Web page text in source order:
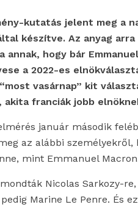
kutatás jelent meg a
készítve. Az anyag
annak, hogy bár
a 2022-es
vasárnap” kit
akita franciák jobb
január második
az alábbi személyekről,
mint Emmanuel
Nicolas Sarkozy-
Marine Le Penre. És